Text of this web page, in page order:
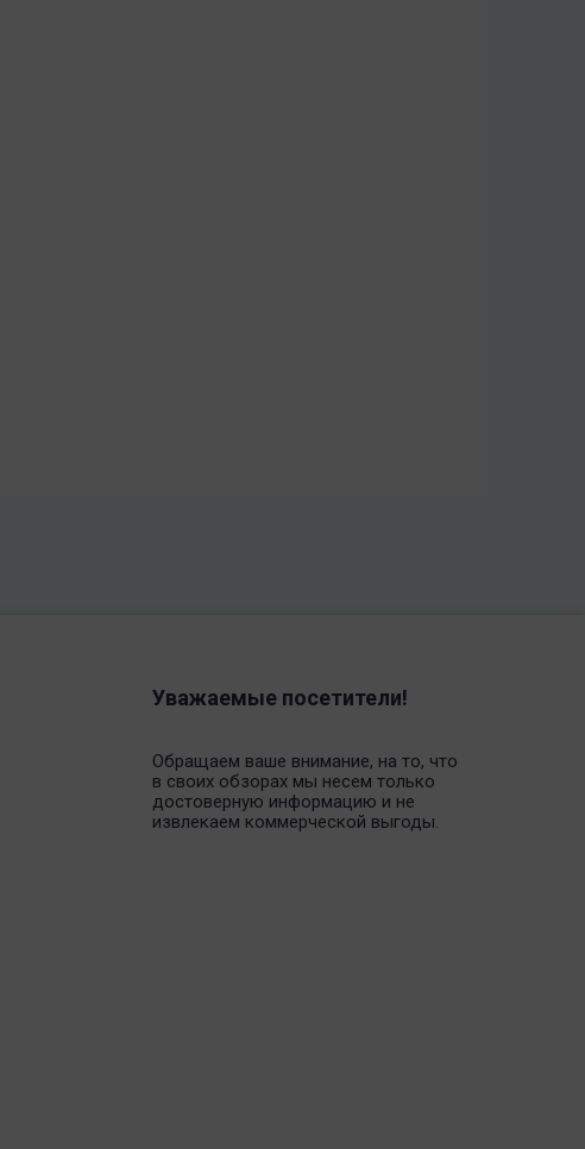
Уважаемые посетители!
Обращаем ваше внимание, на то, что
в своих обзорах мы несем только
достоверную информацию и не
извлекаем коммерческой выгоды.